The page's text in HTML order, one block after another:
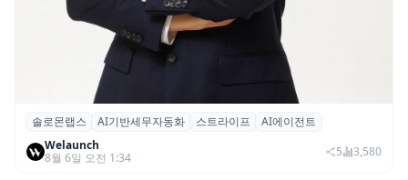
솔로몬랩스, 스트라이프 출신 이창헌 영입…
절세 전략 AI 에이전트 개발 본격화
솔로몬랩스 AI기반세무자동화 스트라이프
AI에이전트
Welaunch
8월 6일 오전 1:34
5 3,580